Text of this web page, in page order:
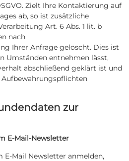
Zielt Ihre Kontaktierung auf
ab, so ist zusätzliche
Art. 6 Abs. 1 lit. b
nach
Ihrer Anfrage gelöscht. Dies ist
Umständen entnehmen lässt,
abschließend geklärt ist und
zur
E-Mail-Newsletter
E-Mail Newsletter anmelden,